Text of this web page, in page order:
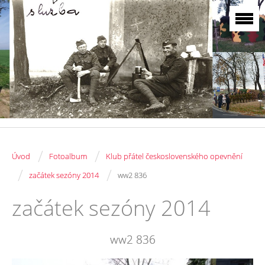
Úvod / Fotoalbum / Klub přátel československého opevnění
/ začátek sezóny 2014 / ww2 836
začátek sezóny 2014
ww2 836